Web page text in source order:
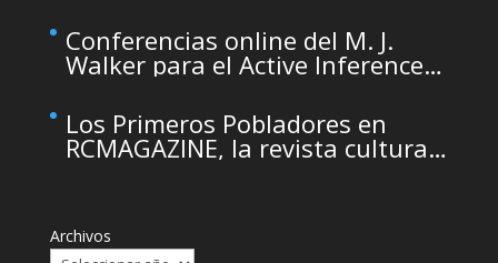
Murcia organizado por el CDL
Conferencias online del M. J.
Walker para el Active Inference
Los Primeros Pobladores en
RCMAGAZINE, la revista cultural
Archivos